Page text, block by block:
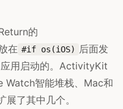
的
在 #if os(iOS)
后面发
用启动的。ActivityKit
Watch智能堆栈、Mac和
了其中几个。